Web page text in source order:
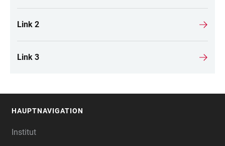
Link 2
Link 3
HAUPTNAVIGATION
Institut